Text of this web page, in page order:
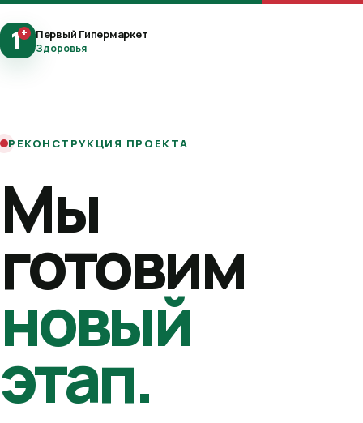
1+ Первый Гипермаркет
Здоровья
РЕКОНСТРУКЦИЯ ПРОЕКТА
Мы
готовим
новый
этап.